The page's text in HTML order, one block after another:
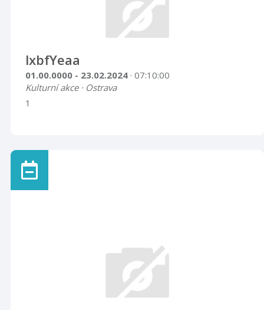
lxbfYeaa
01.00.0000 - 23.02.2024 · 07:10:00
Kulturní akce · Ostrava
1